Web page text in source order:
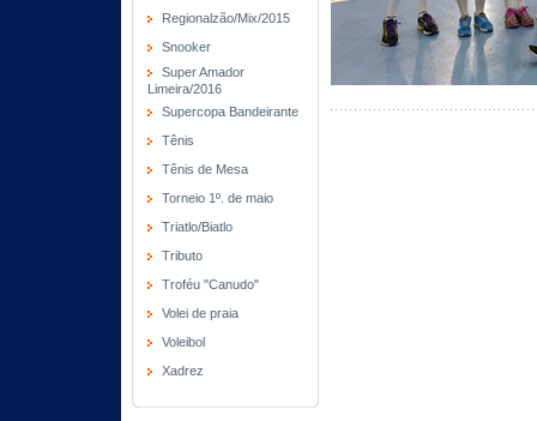
Regionalzão/Mix/2015
Snooker
Super Amador
Limeira/2016
Supercopa Bandeirante
Tênis
Tênis de Mesa
Torneio 1º. de maio
Triatlo/Biatlo
Tributo
Troféu "Canudo"
Volei de praia
Voleibol
Xadrez